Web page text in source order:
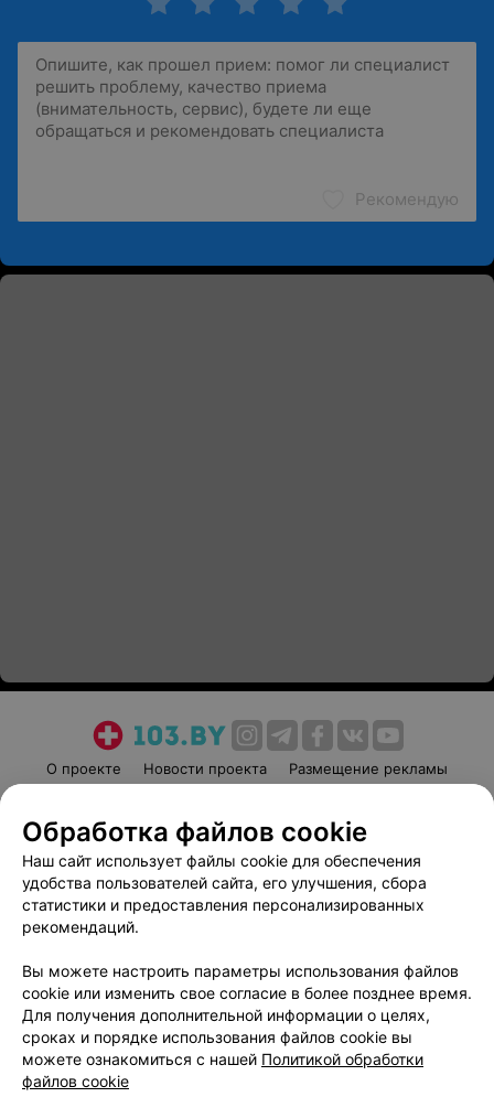
Рекомендую
О проекте Новости проекта
Размещение рекламы
Пользовательское соглашение
Способы оплаты
Вакансии
Партнеры
Написать руководителю 103.by
Обработка персональных данных
Обработка файлов cookie
Наш сайт использует файлы cookie для обеспечения
удобства пользователей сайта, его улучшения, сбора
статистики и предоставления персонализированных
рекомендаций.
Вы можете настроить параметры использования файлов
cookie или изменить свое согласие в более позднее время.
Для получения дополнительной информации о целях,
сроках и порядке использования файлов cookie вы
можете ознакомиться с нашей Политикой обработки
файлов cookie